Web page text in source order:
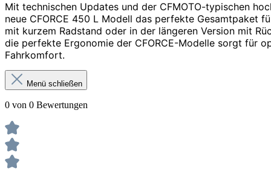
Mit technischen Updates und der CFMOTO-typischen
neue CFORCE 450 L Modell das perfekte Gesamtpaket
mit kurzem Radstand oder in der längeren Version mit
die perfekte Ergonomie der CFORCE-Modelle sorgt für
Fahrkomfort.
Menü schließen
0 von 0 Bewertungen